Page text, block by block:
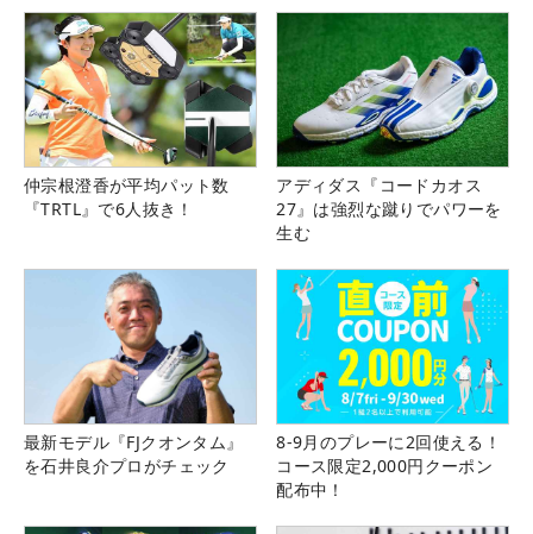
仲宗根澄香が平均パット数
『TRTL』で6人抜き！
アディダス『コードカオス
27』は強烈な蹴りでパワーを
生む
最新モデル『FJクオンタム』
を石井良介プロがチェック
8-9月のプレーに2回使える！
コース限定2,000円クーポン
配布中！